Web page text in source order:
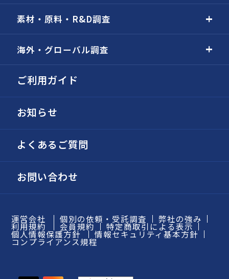
素材・原料・R&D調査
海外・グローバル調査
ご利用ガイド
お知らせ
よくあるご質問
お問い合わせ
運営会社 個別の依頼・受託調査 弊社の強み
利用規約 会員規約 特定商取引による表示
個人情報保護方針 情報セキュリティ基本方針
コンプライアンス規程